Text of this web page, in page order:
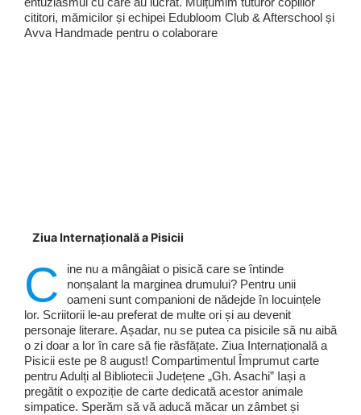
cititori, mămicilor și echipei Edubloom Club & Afterschool și
Avva Handmade pentru o colaborare
Ziua Internațională a Pisicii
C
ine nu a mângâiat o pisică care se întinde
nonșalant la marginea drumului? Pentru unii
oameni sunt companioni de nădejde în locuințele
lor. Scriitorii le-au preferat de multe ori și au devenit
personaje literare. Așadar, nu se putea ca pisicile să nu aibă
o zi doar a lor în care să fie răsfățate. Ziua Internațională a
Pisicii este pe 8 august! Compartimentul Împrumut carte
pentru Adulți al Bibliotecii Județene „Gh. Asachi” Iași a
pregătit o expoziție de carte dedicată acestor animale
simpatice. Sperăm să vă aducă măcar un zâmbet și